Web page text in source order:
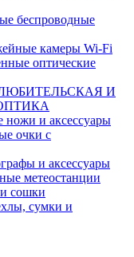
беспроводные
камеры Wi-Fi
оптические
ЛЮБИТЕЛЬСКАЯ И
и аксессуары
очки с
и аксессуары
метеостанции
сошки
сумки и